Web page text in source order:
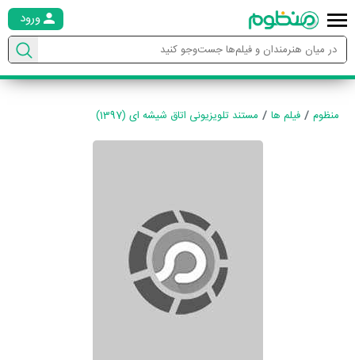
ورود
منظوم فیلم ها مستند تلویزیونی اتاق شیشه ای (1397)